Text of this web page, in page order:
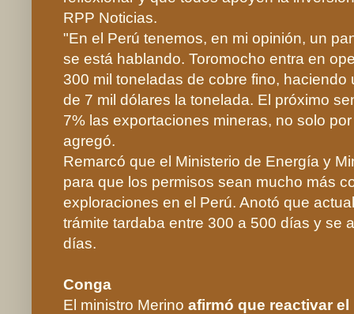
RPP Noticias.
"En el Perú tenemos, en mi opinión, un
se está hablando. Toromocho entra en
300 mil toneladas de cobre fino,
de 7 mil dólares la tonelada. El próximo
7% las exportaciones mineras, no solo
agregó.
Remarcó que el Ministerio de Energía y
para que los permisos sean mucho más
exploraciones en el Perú. Anotó que
trámite tardaba entre 300 a 500 días y se
días.
Conga
El ministro Merino afirmó que reactivar